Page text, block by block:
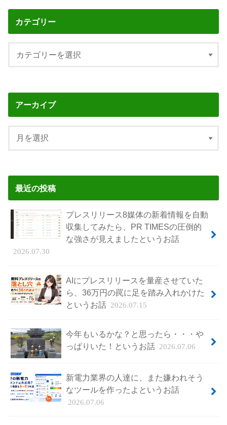
カテゴリー
アーカイブ
最近の投稿
プレスリリース8媒体の新着情報を自動
収集してみたら、PR TIMESの圧倒的
な強さが見えましたというお話
2026.07.30
AIにプレスリリースを量産させていた
ら、36万円の罠に足を踏み入れかけた
というお話 2026.07.15
今年もいるかな？と思ったら・・・や
っぱりいた！というお話 2026.07.06
新電力業界の人達に、また嫌われそう
なツールを作ったよというお話
2026.07.06